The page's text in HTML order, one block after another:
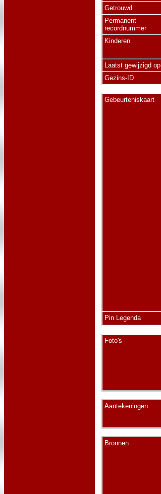
Getrouwd
Permanent
recordnummer
Kinderen
Laatst gewijzigd op
Gezins-ID
Gebeurteniskaart
Pin Legenda
Foto's
Aantekeningen
Bronnen